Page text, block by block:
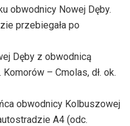
obwodnicy Nowej Dęby.
przebiegała po
Dęby z obwodnicą
– Cmolas, dł. ok.
obwodnicy Kolbuszowej
A4 (odc.